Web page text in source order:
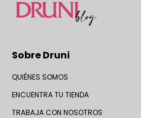
Sobre Druni
QUIÉNES SOMOS
ENCUENTRA TU TIENDA
TRABAJA CON NOSOTROS